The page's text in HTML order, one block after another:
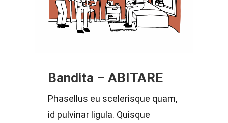
Bandita – ABITARE
Phasellus eu scelerisque quam,
id pulvinar ligula. Quisque